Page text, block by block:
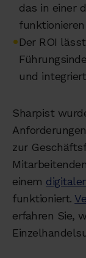
das in einer
•Der ROI
und
Sharpist
zur
einem
funktioniert.
erfahren Sie,